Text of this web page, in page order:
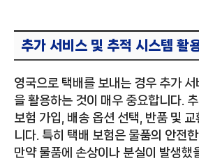
추가 서비스 및 추적 시스템 활
영국으로 택배를 보내는 경우 추가
을 활용하는 것이 매우 중요합니다.
보험 가입, 배송 옵션 선택, 반품 및
니다. 특히 택배 보험은 물품의 안전
만약 물품에 손상이나 분실이 발생했